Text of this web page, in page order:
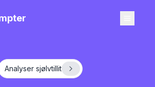
Analyser sjølvtillit